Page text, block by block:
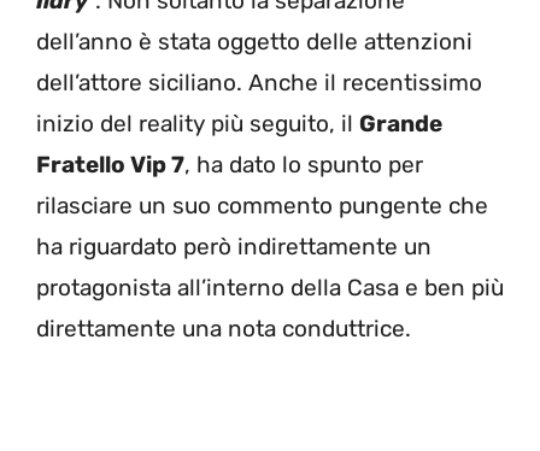
dell’anno è stata oggetto delle attenzioni
dell’attore siciliano. Anche il recentissimo
inizio del reality più seguito, il Grande
Fratello Vip 7, ha dato lo spunto per
rilasciare un suo commento pungente che
ha riguardato però indirettamente un
protagonista all’interno della Casa e ben più
direttamente una nota conduttrice.